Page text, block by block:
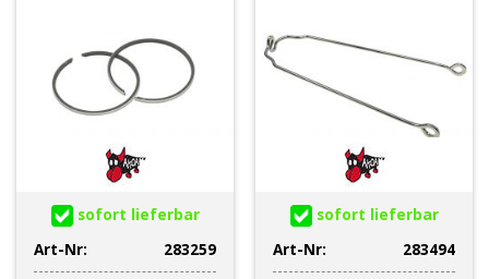
sofort lieferbar
Art-Nr:
283259
sofort lieferbar
Art-Nr:
283494